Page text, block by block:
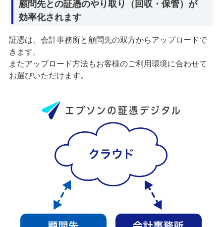
顧問先との証憑のやり取り（回収・保管）が
効率化されます
証憑は、会計事務所と顧問先の双方からアップロードで
きます。
またアップロード方法もお客様のご利用環境に合わせて
お選びいただけます。